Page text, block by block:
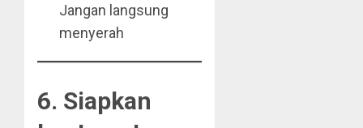
Jangan langsung
menyerah
6. Siapkan